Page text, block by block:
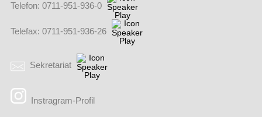
Telefon: 0711-951-936-0
Telefax: 0711-951-936-26
Sekretariat
Instragram-Profil